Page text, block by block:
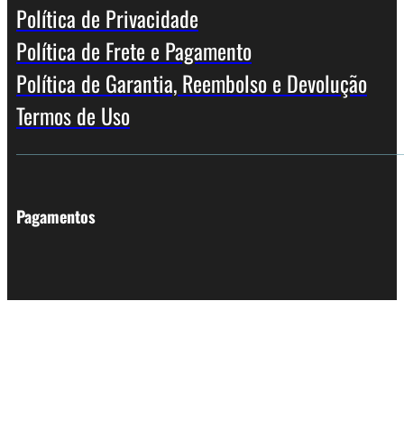
Política de Privacidade
Política de Frete e Pagamento
Política de Garantia, Reembolso e Devolução
Termos de Uso
Pagamentos